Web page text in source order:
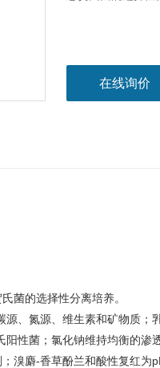
在线询价
菌的选择性分离培养。
源、氮源、维生素和矿物质；
性菌；氯化钠维持均衡的渗
溴麝-香草酚兰和酸性复红为